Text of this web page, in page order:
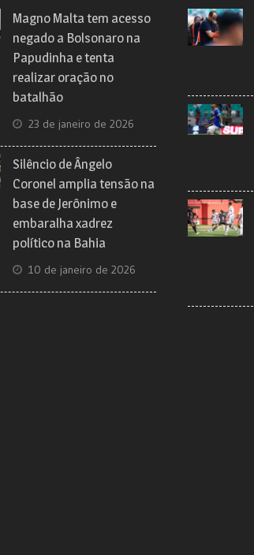
Magno Malta tem acesso
negado a Bolsonaro na
Papudinha e tenta
realizar oração no
batalhão
23 de janeiro de 2026
Silêncio de Ângelo
Coronel amplia tensão na
base de Jerônimo e
embaralha xadrez
político na Bahia
10 de janeiro de 2026